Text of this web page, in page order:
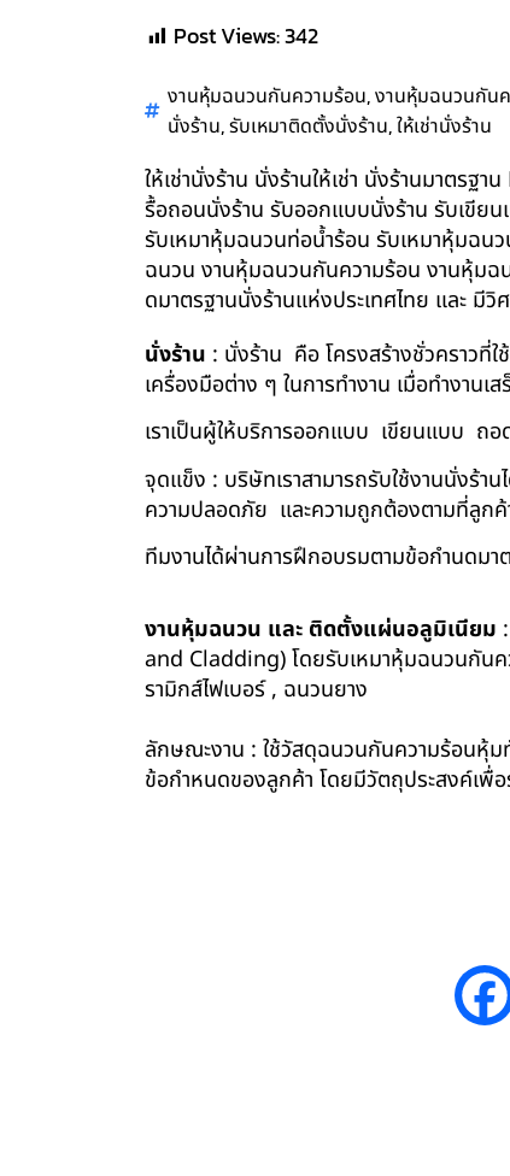
Post Views:342
งานหุ้มฉนวนกันความร้อน,งานหุ้มฉนวนกัน
นั่งร้าน,รับเหมาติดตั้งนั่งร้าน,ให้เช่านั่งร้าน
ให้เช่านั่งร้าน นั่งร้านให้เช่า นั่งร้านมาตร
รื้อถอนนั่งร้าน รับออกแบบนั่งร้าน รับเขีย
รับเหมาหุ้มฉนวนท่อน้ำร้อน รับเหมาหุ้มฉน
ฉนวน งานหุ้มฉนวนกันความร้อน งานหุ้มฉ
ดมาตรฐานนั่งร้านแห่งประเทศไทย และ มี
นั่งร้าน : นั่งร้าน คือ โครงสร้างชั่วคราวที่
เครื่องมือต่าง ๆ ในการทำงาน เมื่อทำงาน
เราเป็นผู้ให้บริการออกแบบ เขียนแบบ ถ
จุดแข็ง : บริษัทเราสามารถรับใช้งานนั่ง
ความปลอดภัย และความถูกต้องตามที่ลูก
ทีมงานได้ผ่านการฝึกอบรมตามข้อกำนดม
งานหุ้มฉนวน และ ติดตั้งแผ่นอลูมิเนียม
and Cladding) โดยรับเหมาหุ้มฉนวนกันค
รามิกส์ไฟเบอร์ , ฉนวนยาง
ลักษณะงาน : ใช้วัสดุฉนวนกันความร้อนหุ้
ข้อกำหนดของลูกค้า โดยมีวัตถุประสงค์เพื่